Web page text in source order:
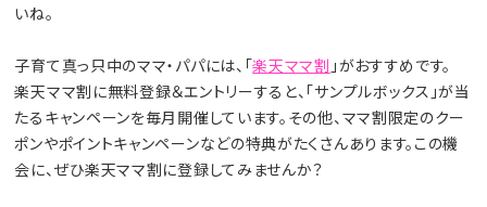
いね。
子育て真っ只中のママ・パパには、「楽天ママ割 」がおすすめです。
楽天ママ割に無料登録＆エントリーすると、「サンプルボックス」が当
たるキャンペーンを毎月開催しています。その他、ママ割限定のクー
ポンやポイントキャンペーンなどの特典がたくさんあります。この機
会に、ぜひ楽天ママ割に登録してみませんか？